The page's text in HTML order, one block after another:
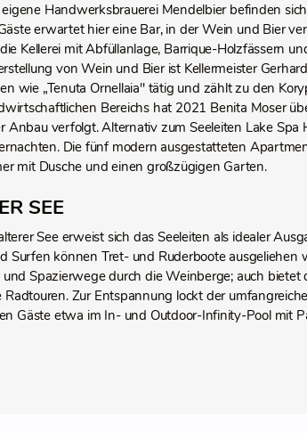
Handwerksbrauerei Mendelbier befinden
erwartet hier eine Bar, in der Wein und Bier
Kellerei mit Abfüllanlage, Barrique-Holzfässern
von Wein und Bier ist Kellermeister
wie „Tenuta Ornellaia" tätig und zählt zu den
Bereichs hat 2021 Benita Moser
Anbau verfolgt. Alternativ zum Seeleiten Lake Spa
Die fünf modern ausgestatteten
mit Dusche und einen großzügigen Garten.
SEE
See erweist sich das Seeleiten als idealer
Surfen können Tret- und Ruderboote
Spazierwege durch die Weinberge; auch bietet
Zur Entspannung lockt der
Gäste etwa im In- und Outdoor-Infinity-Pool mit